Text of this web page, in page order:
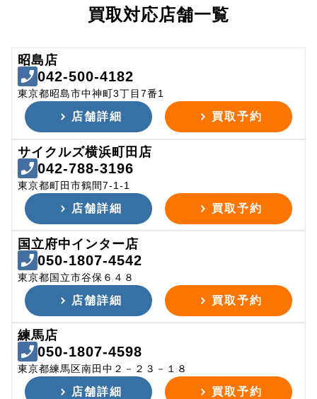
買取対応店舗一覧
昭島店
042-500-4182
東京都昭島市中神町3丁目7番1
店舗詳細 買取予約
サイクルズ横浜町田店
042-788-3196
東京都町田市鶴間7-1-1
店舗詳細 買取予約
国立府中インター店
050-1807-4542
東京都国立市谷保６４８
店舗詳細 買取予約
練馬店
050-1807-4598
東京都練馬区南田中２－２３－１８
店舗詳細 買取予約